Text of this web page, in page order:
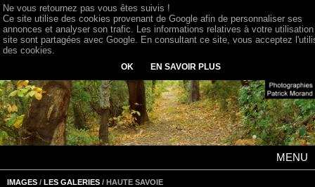
MENU
IMAGES / LES GALERIES / HAUTE SAVOIE
Ne vous retournez pas vous êtes suivis !
Ce site utilise des cookies provenant de Google afin de personnaliser ses
annonces et analyser son trafic. Les informations relatives à votre
site sont partagées avec Google. En consultant ce site, vous acceptez
des cookies.
OK EN SAVOIR PLUS